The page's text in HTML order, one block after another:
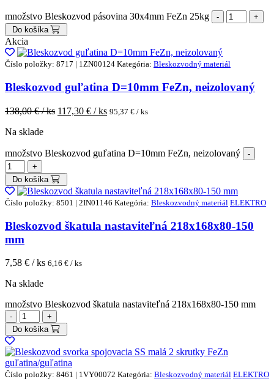
množstvo Bleskozvod pásovina 30x4mm FeZn 25kg
Do košíka
Akcia
Číslo položky: 8717 | 1ZN00124 Kategória: Bleskozvodný materiál
Bleskozvod guľatina D=10mm FeZn, neizolovaný
138,00€ / ks 117,30 € / ks 95,37 € / ks
Na sklade
množstvo Bleskozvod guľatina D=10mm FeZn, neizolovaný
Do košíka
Číslo položky: 8501 | 2IN01146 Kategória: Bleskozvodný materiál ELEKTRO
Bleskozvod škatula nastaviteľná 218x168x80-150
mm
7,58 € / ks 6,16 € / ks
Na sklade
množstvo Bleskozvod škatula nastaviteľná 218x168x80-150 mm
Do košíka
Číslo položky: 8461 | 1VY00072 Kategória: Bleskozvodný materiál ELEKTRO